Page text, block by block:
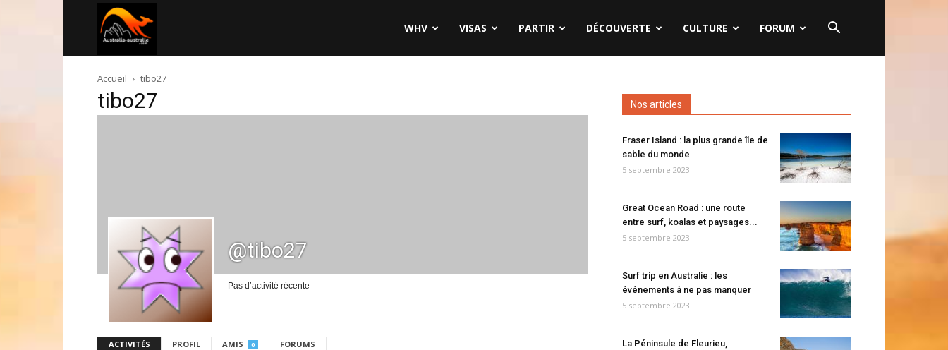
australie.com
WHV VISAS PARTIR DÉCOUVERTE CULTURE FORUM
Accueil tibo27
tibo27
@tibo27
Pas d’activité récente
ACTIVITÉS PROFIL AMIS 0 FORUMS
Nos articles
Fraser Island : la plus grande île de
sable du monde
5 septembre 2023
Great Ocean Road : une route
entre surf, koalas et paysages...
5 septembre 2023
Surf trip en Australie : les
événements à ne pas manquer
5 septembre 2023
La Péninsule de Fleurieu,